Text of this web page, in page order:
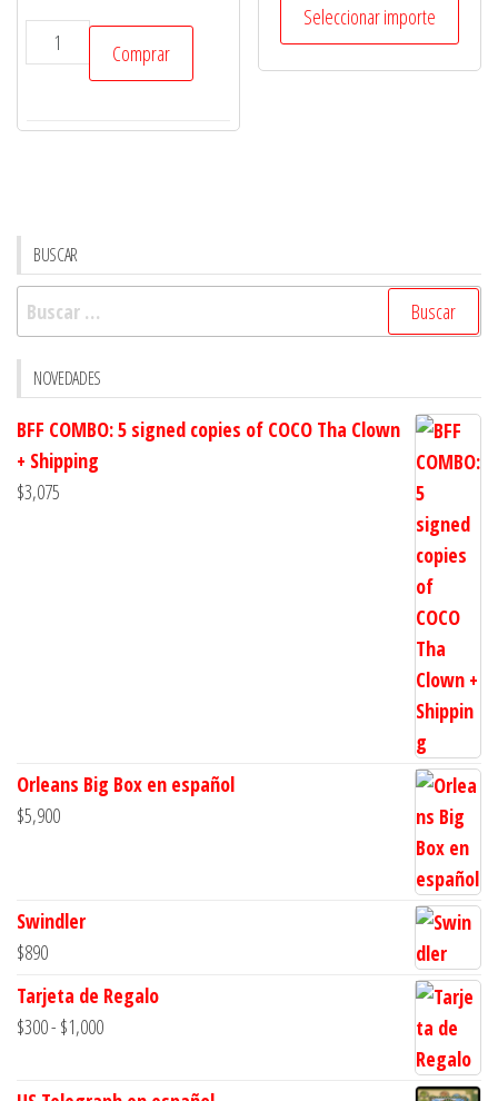
Fate
cantidad
Swindler
cantidadComprar
precios:
desde
$300
Seleccionar importe
BUSCAR
Buscar:
NOVEDADES
BFF COMBO: 5 signed copies of COCO Tha Clown
+ Shipping
$3,075
Orleans Big Box en español
$5,900
Swindler
$890
Tarjeta de Regalo
$300- $1,000Rango
precios: